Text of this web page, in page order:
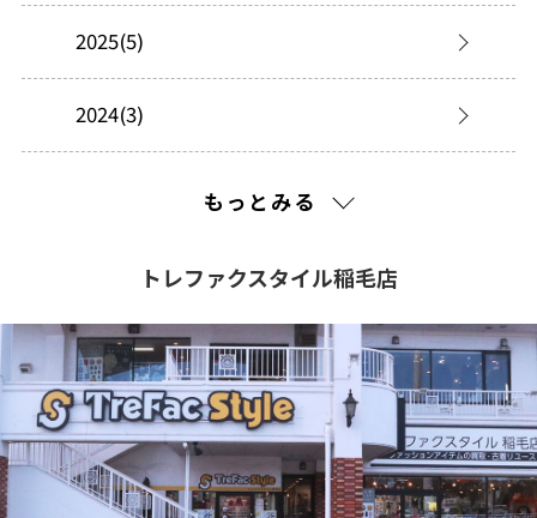
2025(5)
2024(3)
2021(347)
2020(505)
2019(368)
もっとみる
トレファクスタイル稲毛店